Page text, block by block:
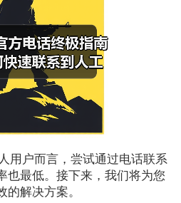
用户而言，尝试通过电话联系
也最低。接下来，我们将为您
解决方案。